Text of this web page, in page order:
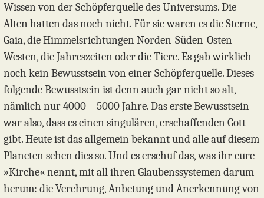
Wissen von der Schöpferquelle des Universums. Die
Alten hatten das noch nicht. Für sie waren es die Sterne,
Gaia, die Himmelsrichtungen Norden-Süden-Osten-
Westen, die Jahreszeiten oder die Tiere. Es gab wirklich
noch kein Bewusstsein von einer Schöpferquelle. Dieses
folgende Bewusstsein ist denn auch gar nicht so alt,
nämlich nur 4000 – 5000 Jahre. Das erste Bewusstsein
war also, dass es einen singulären, erschaffenden Gott
gibt. Heute ist das allgemein bekannt und alle auf diesem
Planeten sehen dies so. Und es erschuf das, was ihr eure
»Kirche« nennt, mit all ihren Glaubenssystemen darum
herum: die Verehrung, Anbetung und Anerkennung von